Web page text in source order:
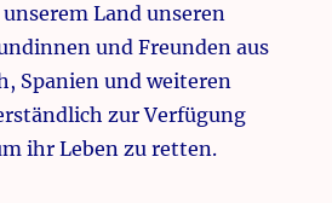
Land unseren
und Freunden aus
Spanien und weiteren
zur Verfügung
ihr Leben zu retten.